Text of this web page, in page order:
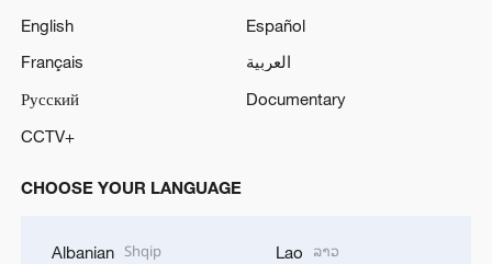
English
Español
Français
العربية
Русский
Documentary
CCTV+
CHOOSE YOUR LANGUAGE
Albanian Shqip Lao ລາວ